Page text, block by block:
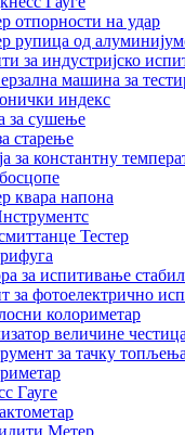
отпорности на удар
рупица од
за индустријско
машина за
индекс
за сушење
старење
за константну
квара напона
Тестер
за испитивање
за фотоелектрично
колориметар
величине честица
за тачку топљења
Гауге
Метер